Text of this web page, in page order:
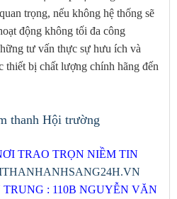
trọng, nếu không hệ thống sẽ
động không tối đa công
tư vấn thực sự hưu ích và
thiết bị chất lượng chính hãng đến
thanh Hội trường
TRAO TRỌN NIỀM TIN
: 110B NGUYỄN VĂN